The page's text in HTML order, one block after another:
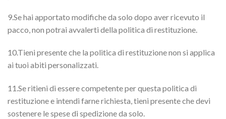
9.Se hai apportato modifiche da solo dopo aver ricevuto il
pacco, non potrai avvalerti della politica di restituzione.
10.Tieni presente che la politica di restituzione non si applica
ai tuoi abiti personalizzati.
11.Se ritieni di essere competente per questa politica di
restituzione e intendi farne richiesta, tieni presente che devi
sostenere le spese di spedizione da solo.